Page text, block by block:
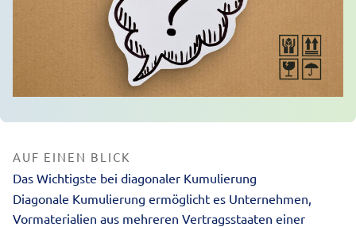
AUF EINEN BLICK
Das Wichtigste bei diagonaler Kumulierung
Diagonale Kumulierung ermöglicht es Unternehmen,
Vormaterialien aus mehreren Vertragsstaaten einer